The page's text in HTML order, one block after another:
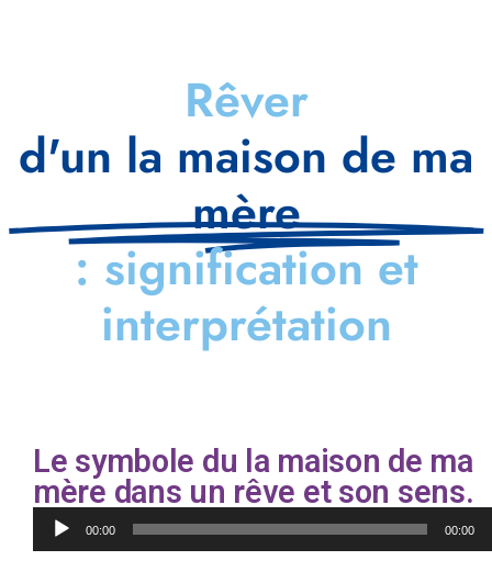
Rêver
d'un la maison de ma
mère
: signification et
interprétation
Le symbole du la maison de ma
mère dans un rêve et son sens.
Lecteur
audio00:00 00:00